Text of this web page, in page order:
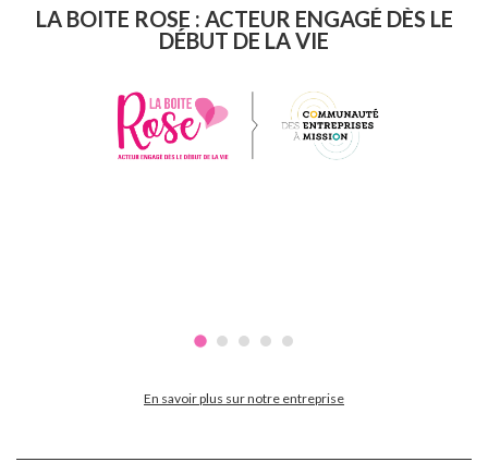
LA BOITE ROSE : ACTEUR ENGAGÉ DÈS LE
DÉBUT DE LA VIE
En savoir plus sur notre entreprise